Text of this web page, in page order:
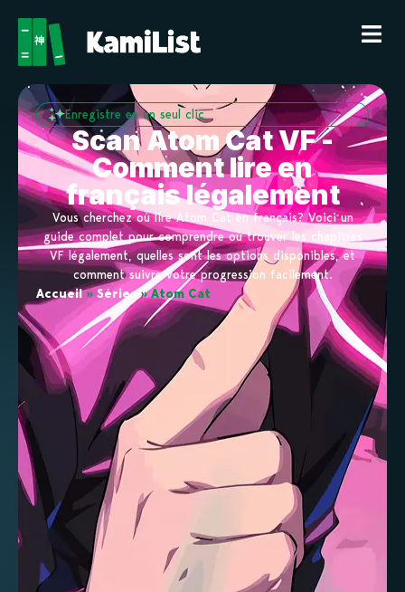
Enregistre en un seul clic
Scan Atom Cat VF -
Comment lire en
français légalement
Vous cherchez où lire Atom Cat en français? Voici un
guide complet pour comprendre où trouver les chapitres
VF légalement, quelles sont les options disponibles, et
comment suivre votre progression facilement.
Accueil» Séries»Atom Cat